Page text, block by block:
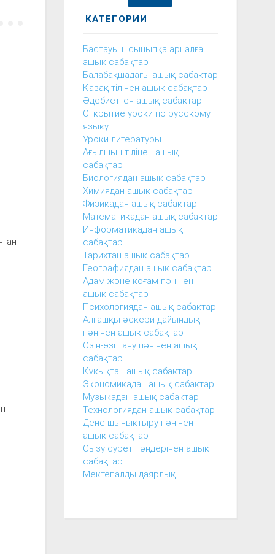
КАТЕГОРИИ
Бастауыш сыныпқа арналған
ашық сабақтар
Балабақшадағы ашық сабақтар
Қазақ тілінен ашық сабақтар
Әдебиеттен ашық сабақтар
Открытие уроки по русскому
языку
Уроки литературы
Ағылшын тілінен ашық
сабақтар
Биологиядан ашық сабақтар
Химиядан ашық сабақтар
Физикадан ашық сабақтар
Математикадан ашық сабақтар
Информатикадан ашық
сабақтар
Тарихтан ашық сабақтар
Географиядан ашық сабақтар
Адам және қоғам пәнінен
ашық сабақтар
Психологиядан ашық сабақтар
Алғашқы әскери дайындық
пәнінен ашық сабақтар
Өзін-өзі тану пәнінен ашық
сабақтар
Құқықтан ашық сабақтар
Экономикадан ашық сабақтар
Музыкадан ашық сабақтар
Технологиядан ашық сабақтар
Дене шынықтыру пәнінен
ашық сабақтар
Сызу сурет пәндерінен ашық
сабақтар
Мектепалды даярлық